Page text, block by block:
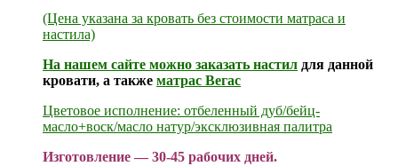
(Цена указана за кровать без стоимости матраса и
настила)
На нашем сайте можно заказать настил для данной
кровати, а также матрас Вегас
Цветовое исполнение: отбеленный дуб/бейц-
масло+воск/масло натур/эксклюзивная палитра
Изготовление — 30-45 рабочих дней.